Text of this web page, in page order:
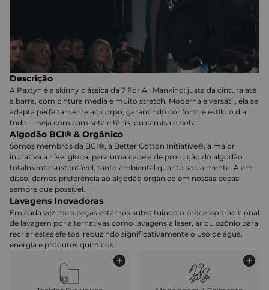
Descrição
A Paxtyn é a skinny clássica da 7 For All Mankind: justa da cintura até
a barra, com cintura média e muito stretch. Moderna e versátil, ela se
adapta perfeitamente ao corpo, garantindo conforto e estilo o dia
todo — seja com camiseta e tênis, ou camisa e bota.
Algodão BCI® & Orgânico
Somos membros da BCI®, a Better Cotton Initiative®, a maior
iniciativa a nível global para uma cadeia de produção do algodão
totalmente sustentável, tanto ambiental quanto socialmente. Além
disso, damos preferência ao algodão orgânico em nossas peças
sempre que possível.
Lavagens Inovadoras
Em cada vez mais peças estamos substituindo o processo tradicional
de lavagem por alternativas como lavagens a laser, ar ou ozônio para
recriar estes efeitos, reduzindo significativamente o uso de água,
energia e produtos químicos.